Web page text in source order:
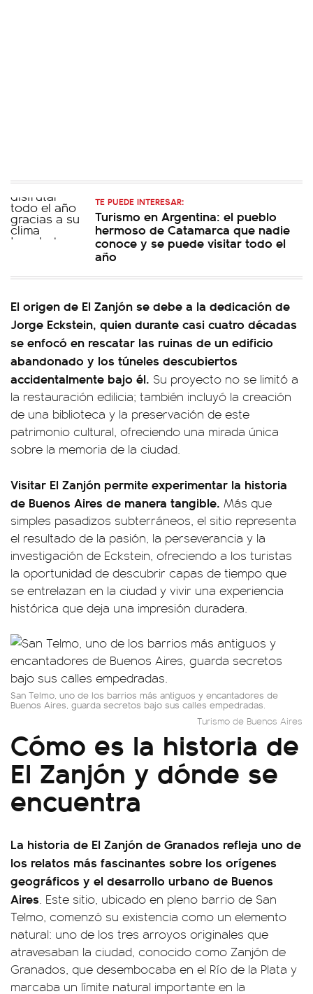
TE PUEDE INTERESAR:
Turismo en Argentina: el pueblo
hermoso de Catamarca que nadie
conoce y se puede visitar todo el
año
El origen de El Zanjón se debe a la dedicación de
Jorge Eckstein, quien durante casi cuatro décadas
se enfocó en rescatar las ruinas de un edificio
abandonado y los túneles descubiertos
accidentalmente bajo él. Su proyecto no se limitó a
la restauración edilicia; también incluyó la creación
de una biblioteca y la preservación de este
patrimonio cultural, ofreciendo una mirada única
sobre la memoria de la ciudad.
Visitar El Zanjón permite experimentar la historia
de Buenos Aires de manera tangible. Más que
simples pasadizos subterráneos, el sitio representa
el resultado de la pasión, la perseverancia y la
investigación de Eckstein, ofreciendo a los turistas
la oportunidad de descubrir capas de tiempo que
se entrelazan en la ciudad y vivir una experiencia
histórica que deja una impresión duradera.
San Telmo, uno de los barrios más antiguos y encantadores de
Buenos Aires, guarda secretos bajo sus calles empedradas.
Turismo de Buenos Aires
Cómo es la historia de
El Zanjón y dónde se
encuentra
La historia de El Zanjón de Granados refleja uno de
los relatos más fascinantes sobre los orígenes
geográficos y el desarrollo urbano de Buenos
Aires. Este sitio, ubicado en pleno barrio de San
Telmo, comenzó su existencia como un elemento
natural: uno de los tres arroyos originales que
atravesaban la ciudad, conocido como Zanjón de
Granados, que desembocaba en el Río de la Plata y
marcaba un límite natural importante en la